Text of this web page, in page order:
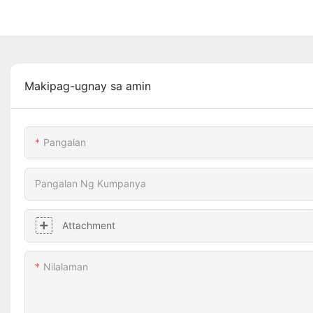
Makipag-ugnay sa amin
Pangalan
Pangalan Ng Kumpanya
Attachment
Nilalaman